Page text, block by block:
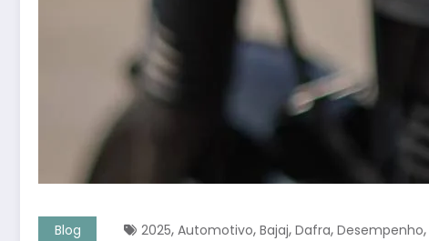
Blog 2025, Automotivo, Bajaj, Dafra, Desempenho,